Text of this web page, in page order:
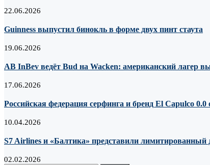
22.06.2026
Guinness выпустил бинокль в форме двух пинт стаута
19.06.2026
AB InBev ведёт Bud на Wacken: американский лагер
17.06.2026
Российская федерация серфинга и бренд El Capulco
10.04.2026
S7 Airlines и «Балтика» представили лимитированный
02.02.2026